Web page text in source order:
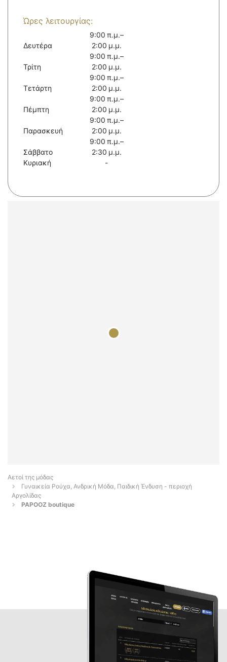
Ώρες λειτουργίας:
Δευτέρα
9:00 π.μ.–
2:00 μ.μ.
Τρίτη
9:00 π.μ.–
2:00 μ.μ.
Τετάρτη
9:00 π.μ.–
2:00 μ.μ.
Πέμπτη
9:00 π.μ.–
2:00 μ.μ.
Παρασκευή
9:00 π.μ.–
2:00 μ.μ.
Σάββατο
9:00 π.μ.–
2:30 μ.μ.
Κυριακή
-
Αετοί της μόδας
Γυναικεία Ρούχα, Ανδρική Μόδα, Παιδική Ένδυση - περιοχή
Αργολίδας
PAPOOZ boutique